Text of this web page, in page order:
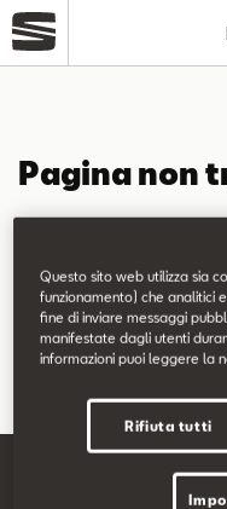
Modelli
Service
Business
SEAT Usato Certificato
Pagina non
Puoi continuare a
qui sopra.
Questo sito web utilizza sia
funzionamento) che analitici
fine di inviare messaggi
manifestate dagli utenti
informazioni puoi leggere la
Rifiuta tutti